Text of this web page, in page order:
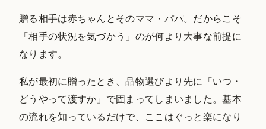
贈る相手は赤ちゃんとそのママ・パパ。だからこそ
「相手の状況を気づかう」のが何より大事な前提に
なります。
私が最初に贈ったとき、品物選びより先に「いつ・
どうやって渡すか」で固まってしまいました。基本
の流れを知っているだけで、ここはぐっと楽になり